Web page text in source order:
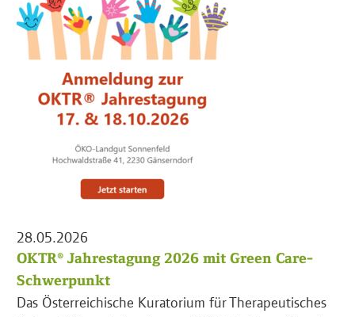
28.05.2026
OKTR® Jahrestagung 2026 mit Green Care-
Schwerpunkt
Das Österreichische Kuratorium für Therapeutisches